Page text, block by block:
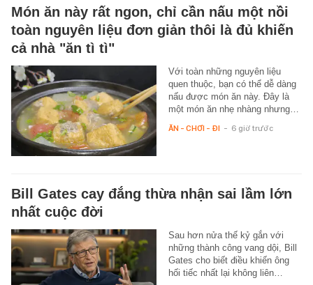
Món ăn này rất ngon, chỉ cần nấu một nồi
toàn nguyên liệu đơn giản thôi là đủ khiến
cả nhà "ăn tì tì"
Với toàn những nguyên liệu
quen thuộc, bạn có thể dễ dàng
nấu được món ăn này. Đây là
một món ăn nhẹ nhàng nhưng…
ĂN - CHƠI - ĐI - 6 giờ trước
Bill Gates cay đắng thừa nhận sai lầm lớn
nhất cuộc đời
Sau hơn nửa thế kỷ gắn với
những thành công vang dội, Bill
Gates cho biết điều khiến ông
hối tiếc nhất lại không liên…